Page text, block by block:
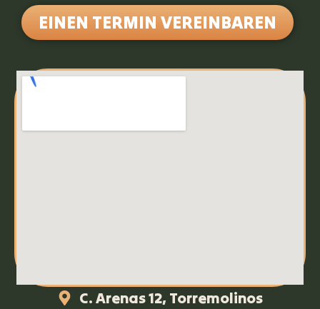
EINEN TERMIN VEREINBAREN
C. Arenas 12, Torremolinos